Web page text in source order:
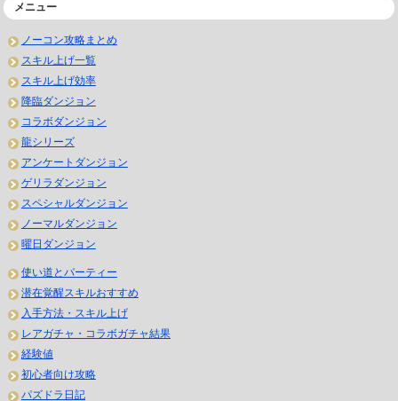
メニュー
ノーコン攻略まとめ
スキル上げ一覧
スキル上げ効率
降臨ダンジョン
コラボダンジョン
龍シリーズ
アンケートダンジョン
ゲリラダンジョン
スペシャルダンジョン
ノーマルダンジョン
曜日ダンジョン
使い道とパーティー
潜在覚醒スキルおすすめ
入手方法・スキル上げ
レアガチャ・コラボガチャ結果
経験値
初心者向け攻略
パズドラ日記